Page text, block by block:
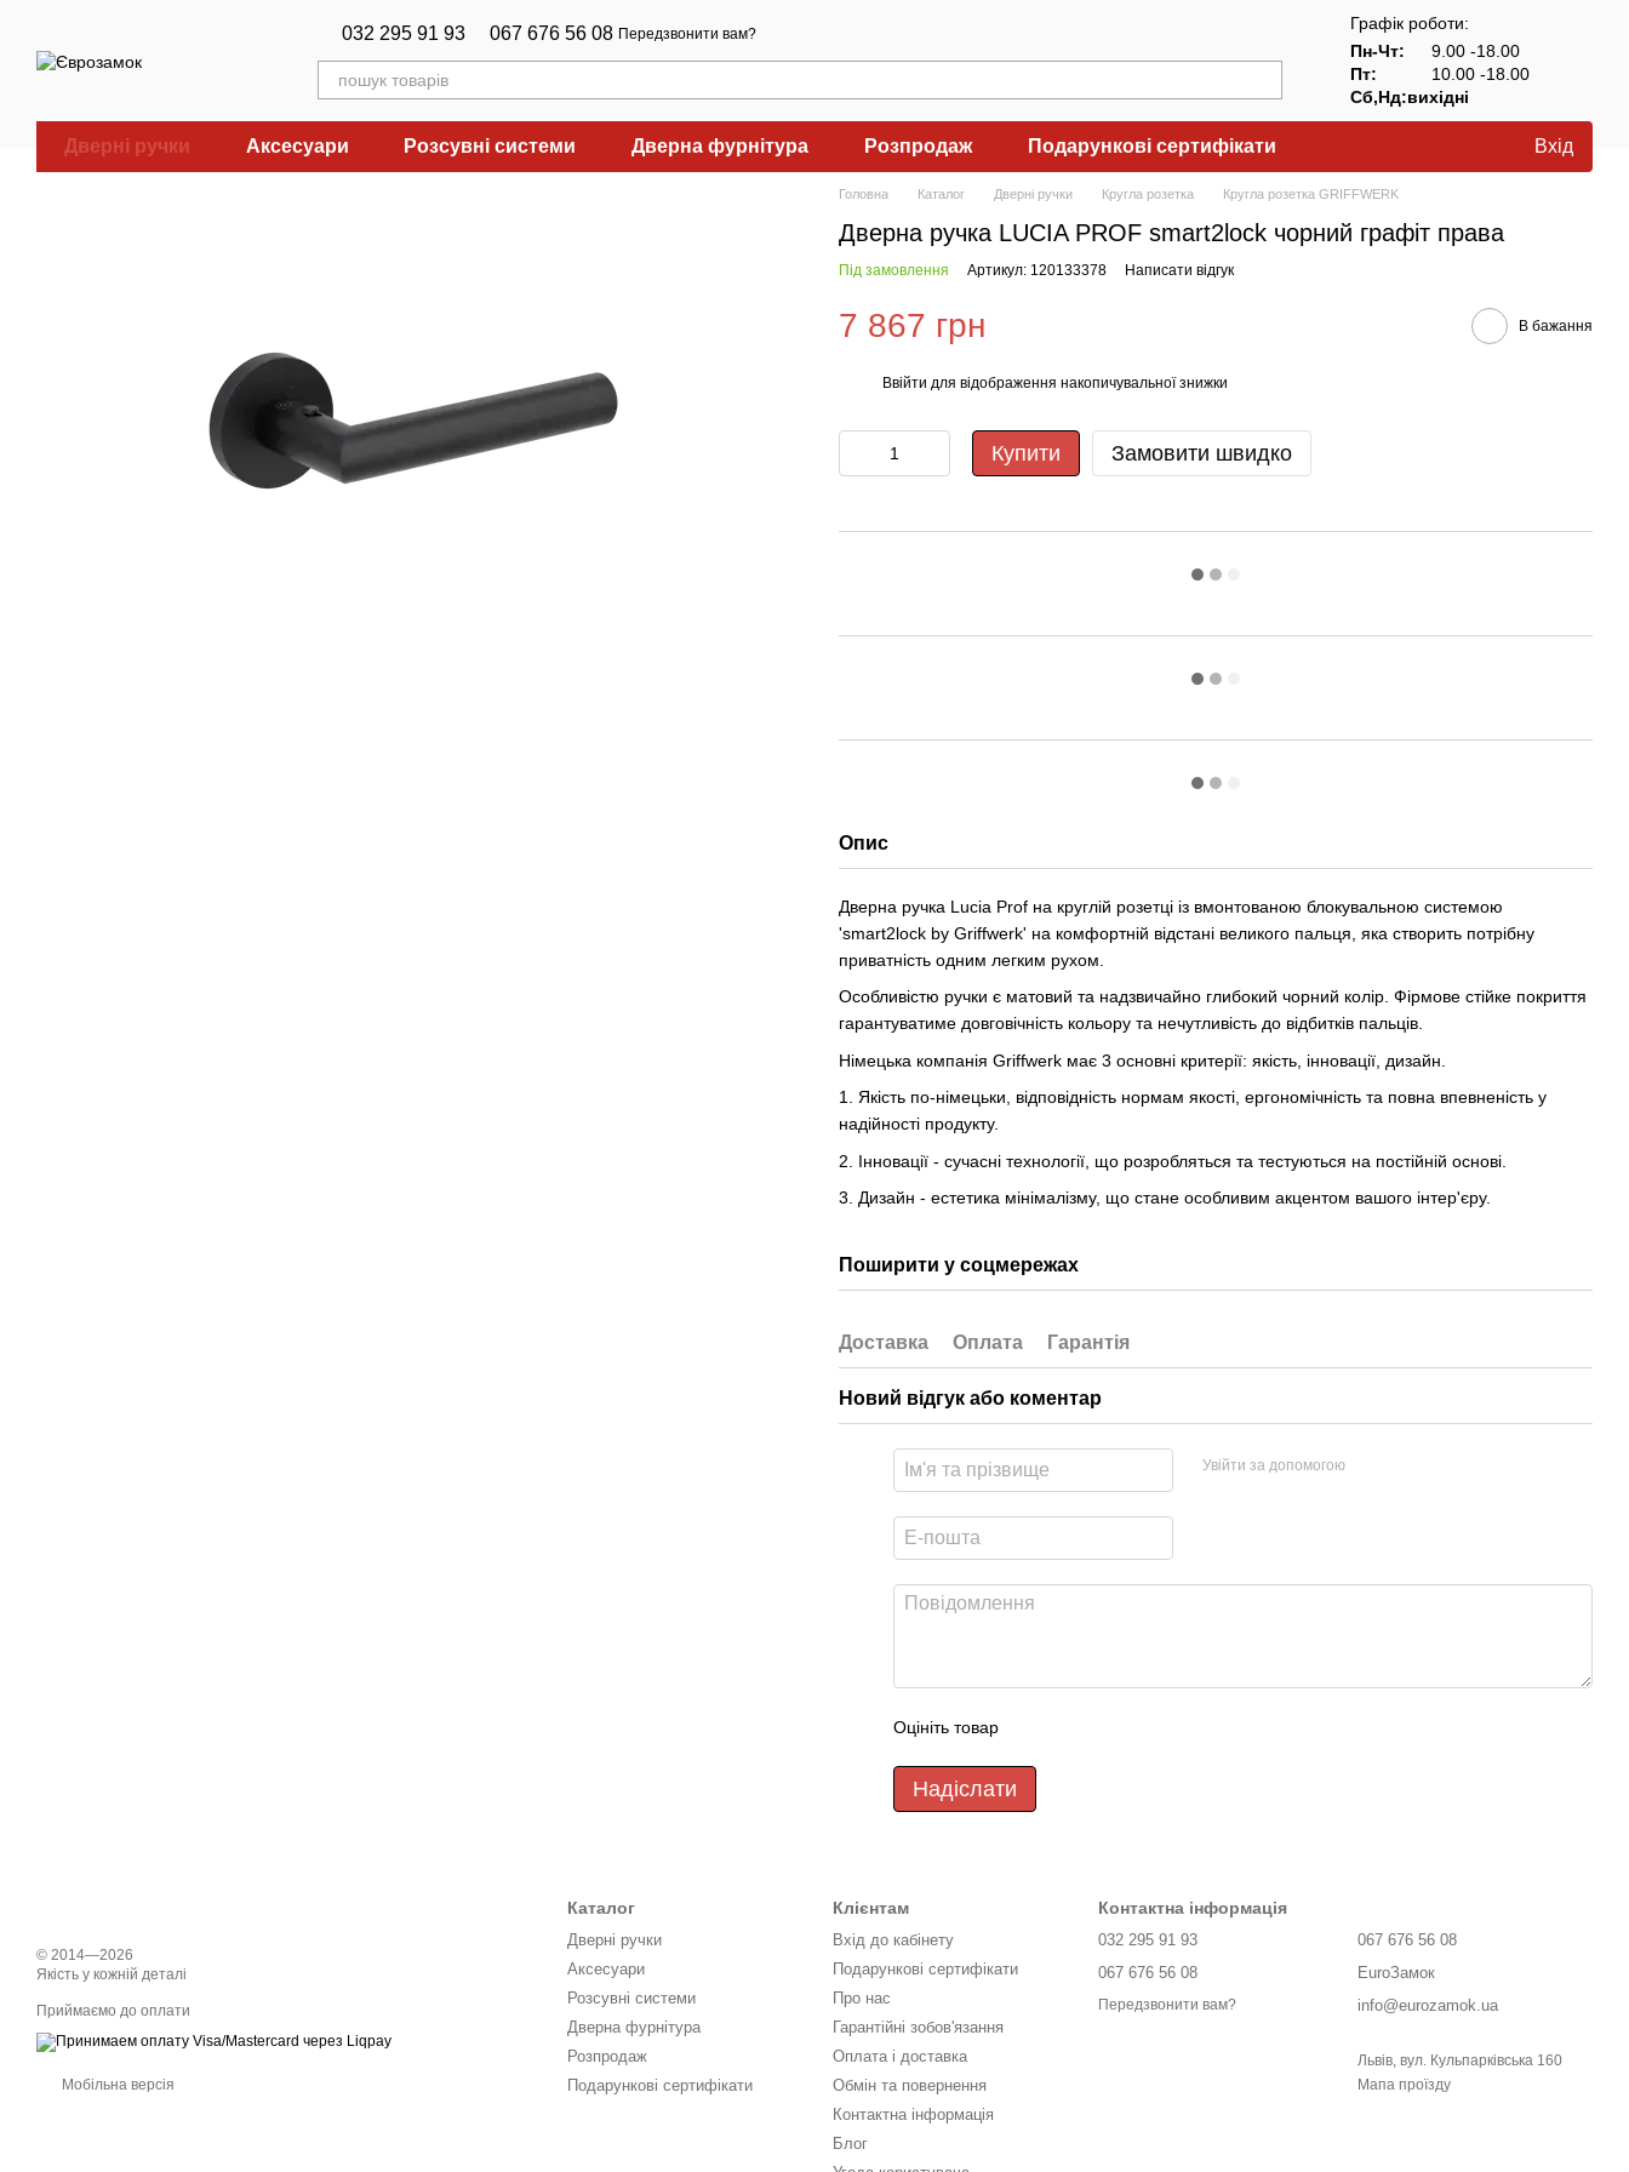
032 295 91 93 067 676 56 08 Передзвонити вам?
Графік роботи:
Пн-Чт:
9.00 -18.00
Пт:
10.00 -18.00
Сб,Нд:вихідні
Дверні ручки Аксесуари Розсувні системи Дверна фурнітура Розпродаж Подарункові сертифікати Вхід
Головна Каталог Дверні ручки Кругла розетка Кругла розетка GRIFFWERK
Дверна ручка LUCIA PROF smart2lock чорний графіт права
Під замовлення Артикул: 120133378 Написати відгук
7 867 грн В бажання
Ввійти для відображення накопичувальної знижки
Купити Замовити швидко
Опис
Дверна ручка Lucia Prof на круглій розетці із вмонтованою блокувальною системою
'smart2lock by Griffwerk' на комфортній відстані великого пальця, яка створить потрібну
приватність одним легким рухом.
Особливістю ручки є матовий та надзвичайно глибокий чорний колір. Фірмове стійке покриття
гарантуватиме довговічність кольору та нечутливість до відбитків пальців.
Німецька компанія Griffwerk має 3 основні критерії: якість, інновації, дизайн.
1. Якість по-німецьки, відповідність нормам якості, ергономічність та повна впевненість у
надійності продукту.
2. Інновації - сучасні технології, що розробляться та тестуються на постійній основі.
3. Дизайн - естетика мінімалізму, що стане особливим акцентом вашого інтер'єру.
Поширити у соцмережах
Доставка Оплата Гарантія
Новий відгук або коментар
Увійти за допомогою
Оцініть товар
Надіслати
© 2014—2026
Якість у кожній деталі
Приймаємо до оплати
Мобільна версія
Каталог
Дверні ручки
Аксесуари
Розсувні системи
Дверна фурнітура
Розпродаж
Подарункові сертифікати
Клієнтам
Вхід до кабінету
Подарункові сертифікати
Про нас
Гарантійні зобов'язання
Оплата і доставка
Обмін та повернення
Контактна інформація
Блог
Контактна інформація
032 295 91 93
067 676 56 08
Передзвонити вам?
067 676 56 08
EuroЗамок
info@eurozamok.ua
Львів, вул. Кульпарківська 160
Мапа проїзду